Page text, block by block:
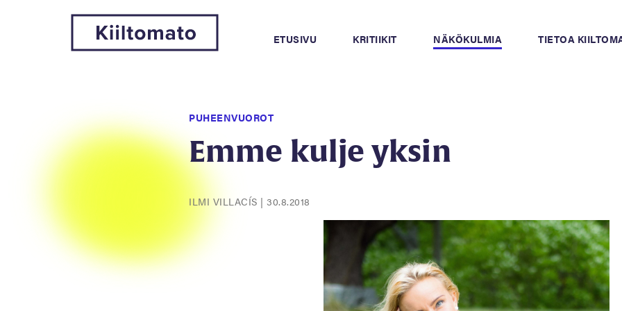
ETUSIVU KRITIIKIT NÄKÖKULMIA TIETOA
PUHEENVUOROT
Emme kulje yksin
ILMI VILLACÍS | 30.8.2018